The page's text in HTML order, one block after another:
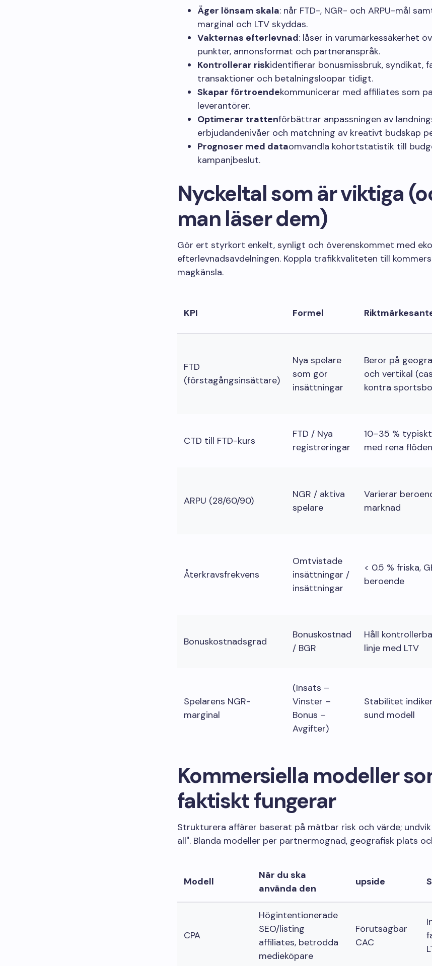
Äger lönsam skala: når FTD-, NGR- och ARPU-mål
marginal och LTV skyddas.
Vakternas efterlevnad: låser in varumärkessäkerhet
punkter, annonsformat och partneranspråk.
Kontrollerar riskidentifierar bonusmissbruk, syndikat,
transaktioner och betalningsloopar tidigt.
Skapar förtroendekommunicerar med affiliates som
leverantörer.
Optimerar trattenförbättrar anpassningen av
erbjudandenivåer och matchning av kreativt budskap
Prognoser med dataomvandla kohortstatistik till
kampanjbeslut.
Nyckeltal som är viktiga
man läser dem)
Gör ert styrkort enkelt, synligt och överenskommet med
efterlevnadsavdelningen. Koppla trafikkvaliteten till
magkänsla.
KPI Formel
FTD
(förstagångsinsättare)
Nya spelare
som gör
insättningar
Beror på
och vertikal
kontra
CTD till FTD-kurs
FTD / Nya
registreringar
10–35 %
med rena flöden
ARPU (28/60/90)
NGR / aktiva
spelare
Varierar
marknad
Återkravsfrekvens
Omtvistade
insättningar /
insättningar
< 0.5 % friska,
beroende
Bonuskostnadsgrad
Bonuskostnad
/ BGR
Håll
linje med LTV
Spelarens NGR-
marginal
(Insats –
Vinster –
Bonus –
Avgifter)
Stabilitet
sund modell
Kommersiella modeller
faktiskt fungerar
Strukturera affärer baserat på mätbar risk och värde;
all". Blanda modeller per partnermognad, geografisk plats
Modell
När du ska
använda den
upside
CPA
Högintentionerade
SEO/listing
affiliates, betrodda
medieköpare
Förutsägbar
CAC